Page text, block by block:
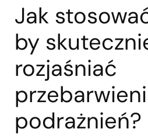
Jak
by
rozjaśniać
podrażnień?